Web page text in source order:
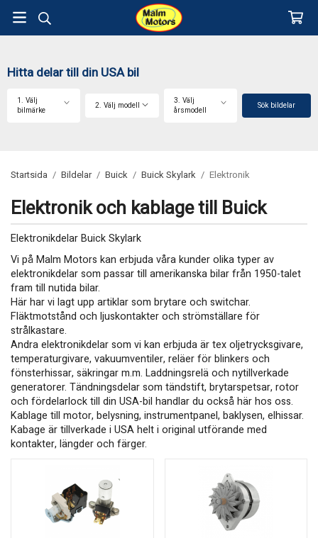
Hitta delar till din USA bil
1. Välj
bilmärke
2. Välj modell
3. Välj
årsmodell
Sök bildelar
Startsida / Bildelar / Buick / Buick Skylark / Elektronik
Elektronik och kablage till Buick
Elektronikdelar Buick Skylark
Vi på Malm Motors kan erbjuda våra kunder olika typer av
elektronikdelar som passar till amerikanska bilar från 1950-talet
fram till nutida bilar.
Här har vi lagt upp artiklar som brytare och switchar.
Fläktmotstånd och ljuskontakter och strömställare för
strålkastare.
Andra elektronikdelar som vi kan erbjuda är tex oljetrycksgivare,
temperaturgivare, vakuumventiler, reläer för blinkers och
fönsterhissar, säkringar m.m. Laddningsrelä och nytillverkade
generatorer. Tändningsdelar som tändstift, brytarspetsar, rotor
och fördelarlock till din USA-bil handlar du också här hos oss.
Kablage till motor, belysning, instrumentpanel, baklysen, elhissar.
Kabage är tillverkade i USA helt i original utförande med
kontakter, längder och färger.